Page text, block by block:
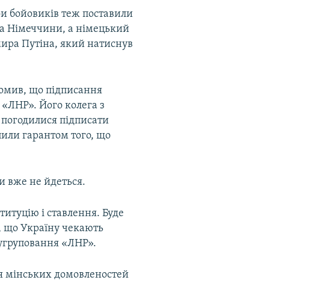
бойовиків теж поставили
Німеччини, а німецький
Путіна, який натиснув
що підписання
Його колега з
підписати
гарантом того, що
вже не йдеться.
і ставлення. Буде
що Україну чекають
«ЛНР».
мінських домовленостей